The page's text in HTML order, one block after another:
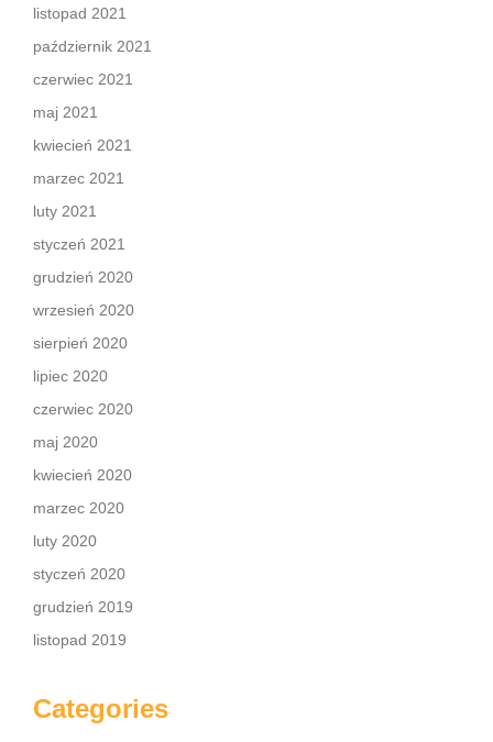
listopad 2021
październik 2021
czerwiec 2021
maj 2021
kwiecień 2021
marzec 2021
luty 2021
styczeń 2021
grudzień 2020
wrzesień 2020
sierpień 2020
lipiec 2020
czerwiec 2020
maj 2020
kwiecień 2020
marzec 2020
luty 2020
styczeń 2020
grudzień 2019
listopad 2019
Categories